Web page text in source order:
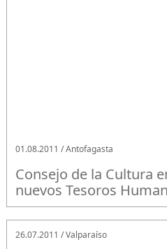
01.08.2011 / Antofagasta
Consejo de la Cultura
nuevos Tesoros
26.07.2011 / Valparaíso